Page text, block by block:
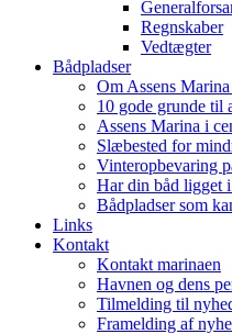
Regnskaber
Vedtægter
Bådpladser
Om Assens
10 gode grunde til
Assens Marina i
Slæbested for
Vinteropbevaring
Har din båd ligget
Bådpladser som
Links
Kontakt
Kontakt marinaen
Havnen og dens
Tilmelding til
Framelding af